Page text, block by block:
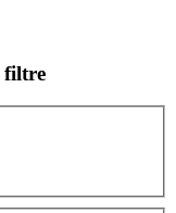
filtre